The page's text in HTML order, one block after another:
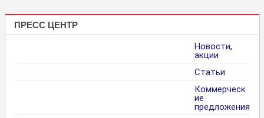
ПРЕСС ЦЕНТР
Новости,
акции
Статьи
Коммерческ
ие
предложения